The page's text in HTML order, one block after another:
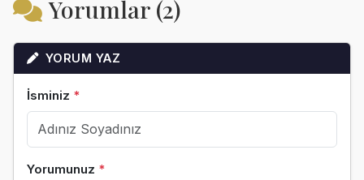
Yorumlar (2)
YORUM YAZ
İsminiz *
Yorumunuz *